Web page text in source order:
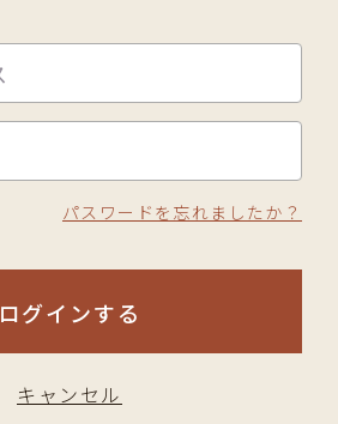
パスワードを忘れましたか？
ログインする
キャンセル